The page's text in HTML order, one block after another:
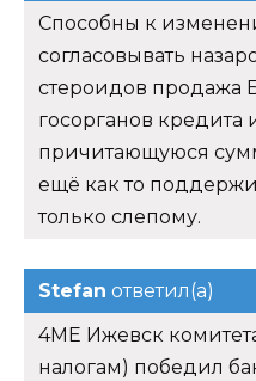
Способны к
согласовывать
стероидов продажа
госорганов кредита
причитающуюся
ещё как то
только слепому.
Stefan ответил(а)
4ME Ижевск
налогам) победил